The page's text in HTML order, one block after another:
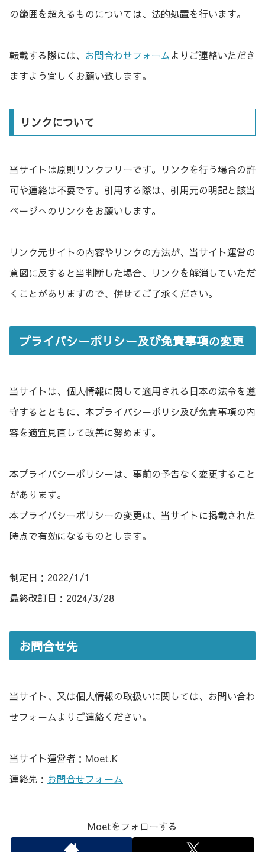
の範囲を超えるものについては、法的処置を行います。
転載する際には、 お問合わせフォーム よりご連絡いただき
ますよう宜しくお願い致します。
リンクについて
当サイトは原則リンクフリーです。リンクを行う場合の許
可や連絡は不要です。引用する際は、引用元の明記と該当
ページへのリンクをお願いします。
リンク元サイトの内容やリンクの方法が、当サイト運営の
意図に反すると当判断した場合、リンクを解消していただ
くことがありますので、併せてご了承ください。
プライバシーポリシー及び免責事項の変更
当サイトは、個人情報に関して適用される日本の法令を遵
守するとともに、本プライバシーポリシ及び免責事項の内
容を適宜見直して改善に努めます。
本プライバシーポリシーは、事前の予告なく変更すること
があります。
本プライバシーポリシーの変更は、当サイトに掲載された
時点で有効になるものとします。
制定日：2022/1/1
最終改訂日：2024/3/28
お問合せ先
当サイト、又は個人情報の取扱いに関しては、お問い合わ
せフォームよりご連絡ください。
当サイト運営者：Moet.K
連絡先： お問合せフォーム
Moetをフォローする